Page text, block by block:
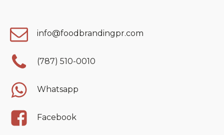
info@foodbrandingpr.com
(787) 510-0010
Whatsapp
Facebook